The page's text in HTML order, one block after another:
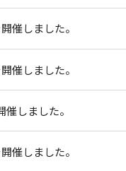
催しました。
催しました。
しました。
催しました。